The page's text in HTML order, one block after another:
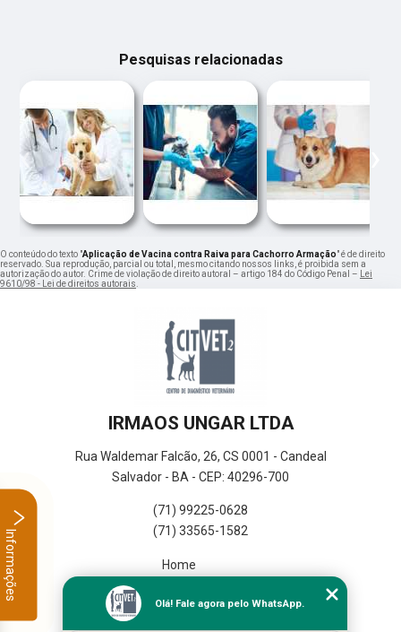
Pesquisas relacionadas
‹ ›
O conteúdo do texto "Aplicação de Vacina contra Raiva para Cachorro Armação" é de direito
reservado. Sua reprodução, parcial ou total, mesmo citando nossos links, é proibida sem a
autorização do autor. Crime de violação de direito autoral – artigo 184 do Código Penal – Lei
9610/98 - Lei de direitos autorais.
IRMAOS UNGAR LTDA
Rua Waldemar Falcão, 26, CS 0001 - Candeal
Salvador - BA - CEP: 40296-700
(71) 99225-0628
(71) 33565-1582
Home
Missão
Serviços
Olá! Fale agora pelo WhatsApp.
Informações